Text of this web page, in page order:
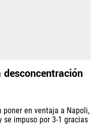
poner en ventaja a Napoli,
se impuso por 3-1 gracias